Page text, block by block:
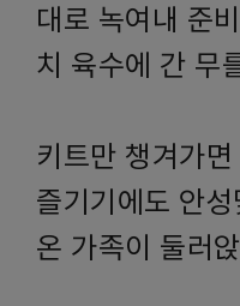
대로 녹여내 준
치 육수에 간 무
키트만 챙겨가
즐기기에도 안
온 가족이 둘러